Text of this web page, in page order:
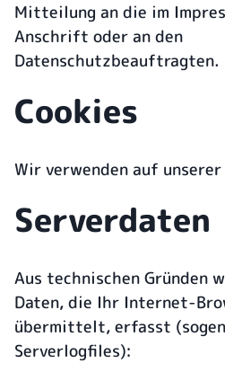
Mitteilung an die im
Anschrift oder an den
Datenschutzbeauftragten.
Cookies
Wir verwenden auf
Serverdaten
Aus technischen Gründen
Daten, die Ihr Internet-
übermittelt, erfasst
Serverlogfiles):